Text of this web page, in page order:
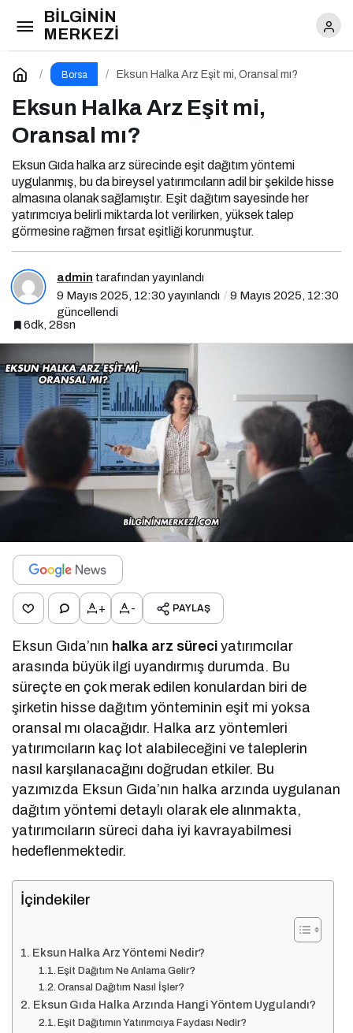
BİLGİNİN
MERKEZİ
Borsa Eksun Halka Arz Eşit mi, Oransal mı?
Eksun Halka Arz Eşit mi,
Oransal mı?
Eksun Gıda halka arz sürecinde eşit dağıtım yöntemi
uygulanmış, bu da bireysel yatırımcıların adil bir şekilde hisse
almasına olanak sağlamıştır. Eşit dağıtım sayesinde her
yatırımcıya belirli miktarda lot verilirken, yüksek talep
görmesine rağmen fırsat eşitliği korunmuştur.
admin tarafından yayınlandı
9 Mayıs 2025, 12:30 yayınlandı
9 Mayıs 2025, 12:30
güncellendi
6dk, 28sn
+ - PAYLAŞ
Eksun Gıda’nın halka arz süreci yatırımcılar
arasında büyük ilgi uyandırmış durumda. Bu
süreçte en çok merak edilen konulardan biri de
şirketin hisse dağıtım yönteminin eşit mi yoksa
oransal mı olacağıdır. Halka arz yöntemleri
yatırımcıların kaç lot alabileceğini ve taleplerin
nasıl karşılanacağını doğrudan etkiler. Bu
yazımızda Eksun Gıda’nın halka arzında uygulanan
dağıtım yöntemi detaylı olarak ele alınmakta,
yatırımcıların süreci daha iyi kavrayabilmesi
hedeflenmektedir.
İçindekiler
Eksun Halka Arz Yöntemi Nedir?
Eşit Dağıtım Ne Anlama Gelir?
Oransal Dağıtım Nasıl İşler?
Eksun Gıda Halka Arzında Hangi Yöntem Uygulandı?
Eşit Dağıtımın Yatırımcıya Faydası Nedir?
Eksun Halka Arz Eşit mi, Oransal mı?
Yorum Yap